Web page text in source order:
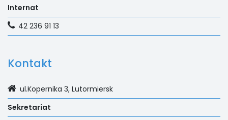
Kontakt
ul.Kopernika 3, Lutormiersk
Sekretariat
Internat
42 236 91 13